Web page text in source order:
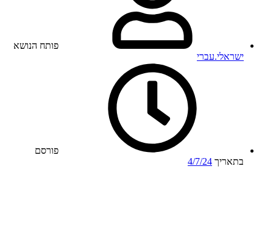
פותח הנושא
ישראלי.עברי
פורסם
בתאריך 4/7/24